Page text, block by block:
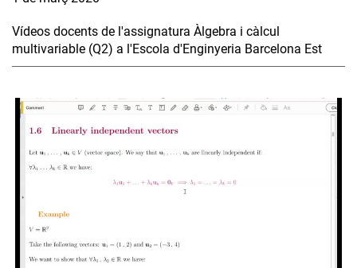
Vídeos docents de l'assignatura Àlgebra i càlcul
multivariable (Q2) a l'Escola d'Enginyeria Barcelona Est